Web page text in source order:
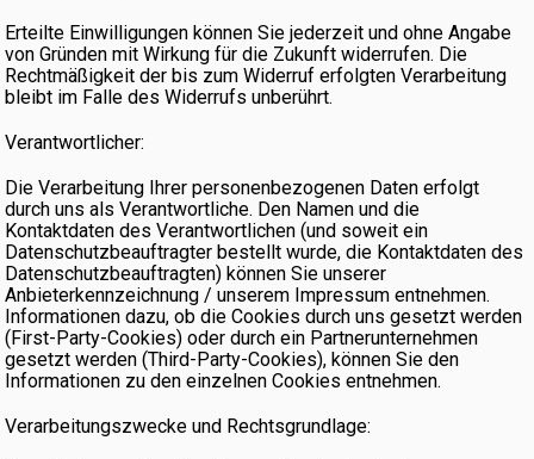
Erteilte Einwilligungen können Sie jederzeit und ohne Angabe
von Gründen mit Wirkung für die Zukunft widerrufen. Die
Rechtmäßigkeit der bis zum Widerruf erfolgten Verarbeitung
bleibt im Falle des Widerrufs unberührt.
Verantwortlicher:
Die Verarbeitung Ihrer personenbezogenen Daten erfolgt
durch uns als Verantwortliche. Den Namen und die
Kontaktdaten des Verantwortlichen (und soweit ein
Datenschutzbeauftragter bestellt wurde, die Kontaktdaten des
Datenschutzbeauftragten) können Sie unserer
Anbieterkennzeichnung / unserem Impressum entnehmen.
Informationen dazu, ob die Cookies durch uns gesetzt werden
(First-Party-Cookies) oder durch ein Partnerunternehmen
gesetzt werden (Third-Party-Cookies), können Sie den
Informationen zu den einzelnen Cookies entnehmen.
Verarbeitungszwecke und Rechtsgrundlage: